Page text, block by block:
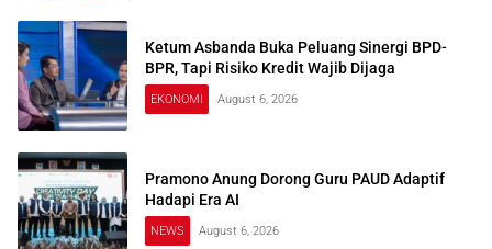
Ketum Asbanda Buka Peluang Sinergi BPD-
BPR, Tapi Risiko Kredit Wajib Dijaga
EKONOMI August 6, 2026
Pramono Anung Dorong Guru PAUD Adaptif
Hadapi Era AI
NEWS August 6, 2026